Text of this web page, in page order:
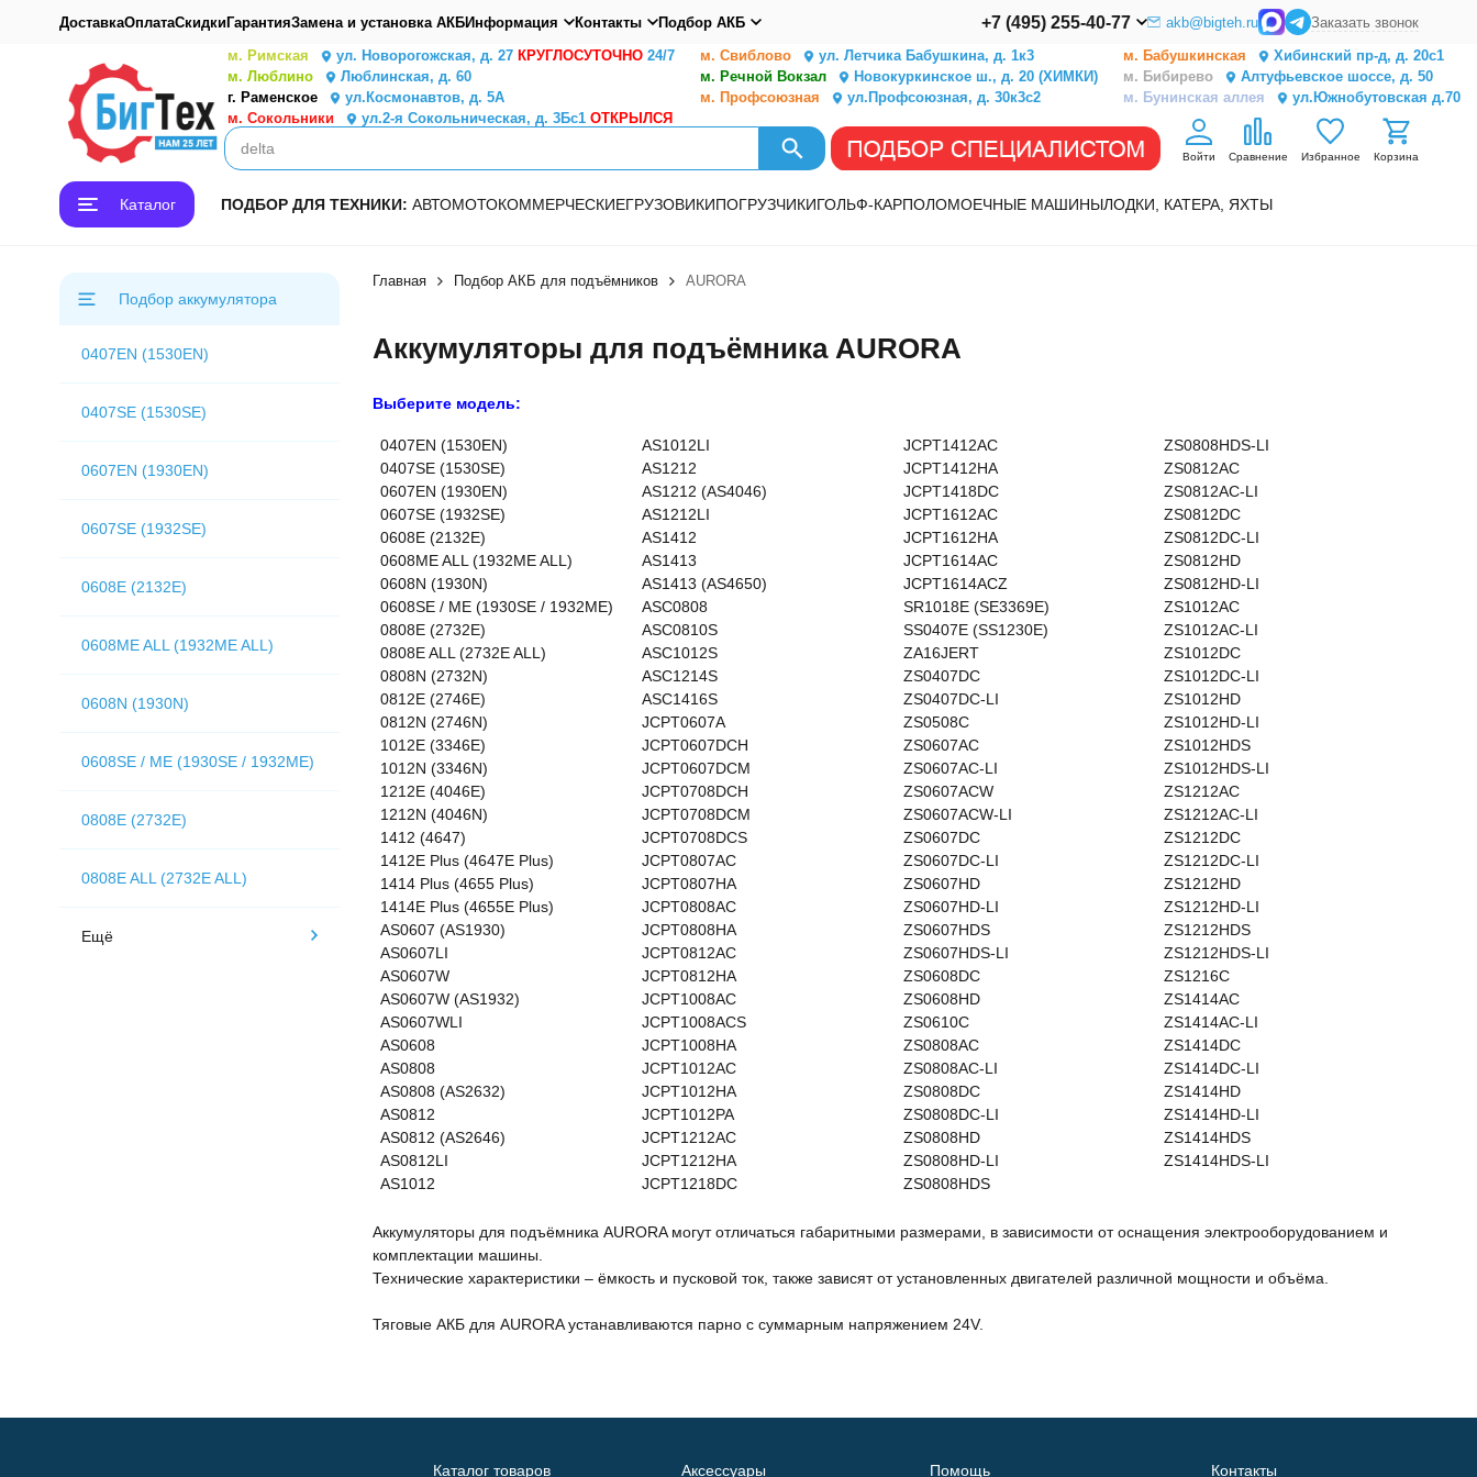
ДоставкаОплатаСкидкиГарантияЗамена и установка АКБИнформация Контакты Подбор АКБ +7 (495) 255-40-77 akb@bigteh.ru Заказать звонок
м. Римская ул. Новорогожская, д. 27 КРУГЛОСУТОЧНО24/7 м. Свиблово ул. Летчика Бабушкина, д. 1к3 м. Бабушкинская
Хибинский пр-д, д. 20с1
м. Люблино
Люблинская, д. 60 м. Речной Вокзал Новокуркинское ш., д. 20 (ХИМКИ) м. Бибирево
Алтуфьевское шоссе, д. 50
г. Раменское
ул.Космонавтов, д. 5А м. Профсоюзная ул.Профсоюзная, д. 30к3с2 м. Бунинская аллея
ул.Южнобутовская д.70
м. Сокольники
ул.2-я Сокольническая, д. 3Бс1 ОТКРЫЛСЯ
Войти Сравнение Избранное Корзина
Каталог ПОДБОР ДЛЯ ТЕХНИКИ: АВТОМОТОКОММЕРЧЕСКИЕГРУЗОВИКИПОГРУЗЧИКИГОЛЬФ-КАРПОЛОМОЕЧНЫЕ МАШИНЫЛОДКИ, КАТЕРА, ЯХТЫ
Главная Подбор АКБ для подъёмников AURORA
Аккумуляторы для подъёмника AURORA
Выберите модель:
0407EN (1530EN)
0407SE (1530SE)
0607EN (1930EN)
0607SE (1932SE)
0608E (2132E)
0608ME ALL (1932ME ALL)
0608N (1930N)
0608SE / ME (1930SE / 1932ME)
0808E (2732E)
0808E ALL (2732E ALL)
0808N (2732N)
0812E (2746E)
0812N (2746N)
1012E (3346E)
1012N (3346N)
1212E (4046E)
1212N (4046N)
1412 (4647)
1412E Plus (4647E Plus)
1414 Plus (4655 Plus)
1414E Plus (4655E Plus)
AS0607 (AS1930)
AS0607LI
AS0607W
AS0607W (AS1932)
AS0607WLI
AS0608
AS0808
AS0808 (AS2632)
AS0812
AS0812 (AS2646)
AS0812LI
AS1012
AS1012LI
AS1212
AS1212 (AS4046)
AS1212LI
AS1412
AS1413
AS1413 (AS4650)
ASC0808
ASC0810S
ASC1012S
ASC1214S
ASC1416S
JCPT0607A
JCPT0607DCH
JCPT0607DCM
JCPT0708DCH
JCPT0708DCM
JCPT0708DCS
JCPT0807AC
JCPT0807HA
JCPT0808AC
JCPT0808HA
JCPT0812AC
JCPT0812HA
JCPT1008AC
JCPT1008ACS
JCPT1008HA
JCPT1012AC
JCPT1012HA
JCPT1012PA
JCPT1212AC
JCPT1212HA
JCPT1218DC
JCPT1412AC
JCPT1412HA
JCPT1418DC
JCPT1612AC
JCPT1612HA
JCPT1614AC
JCPT1614ACZ
SR1018E (SE3369E)
SS0407E (SS1230E)
ZA16JERT
ZS0407DC
ZS0407DC-LI
ZS0508C
ZS0607AC
ZS0607AC-LI
ZS0607ACW
ZS0607ACW-LI
ZS0607DC
ZS0607DC-LI
ZS0607HD
ZS0607HD-LI
ZS0607HDS
ZS0607HDS-LI
ZS0608DC
ZS0608HD
ZS0610C
ZS0808AC
ZS0808AC-LI
ZS0808DC
ZS0808DC-LI
ZS0808HD
ZS0808HD-LI
ZS0808HDS
ZS0808HDS-LI
ZS0812AC
ZS0812AC-LI
ZS0812DC
ZS0812DC-LI
ZS0812HD
ZS0812HD-LI
ZS1012AC
ZS1012AC-LI
ZS1012DC
ZS1012DC-LI
ZS1012HD
ZS1012HD-LI
ZS1012HDS
ZS1012HDS-LI
ZS1212AC
ZS1212AC-LI
ZS1212DC
ZS1212DC-LI
ZS1212HD
ZS1212HD-LI
ZS1212HDS
ZS1212HDS-LI
ZS1216C
ZS1414AC
ZS1414AC-LI
ZS1414DC
ZS1414DC-LI
ZS1414HD
ZS1414HD-LI
ZS1414HDS
ZS1414HDS-LI
Аккумуляторы для подъёмника AURORA могут отличаться габаритными размерами, в зависимости от оснащения электрооборудованием и
комплектации машины.
Технические характеристики – ёмкость и пусковой ток, также зависят от установленных двигателей различной мощности и объёма.
Тяговые АКБ для AURORA устанавливаются парно с суммарным напряжением 24V.
Подбор аккумулятора
0407EN (1530EN)
0407SE (1530SE)
0607EN (1930EN)
0607SE (1932SE)
0608E (2132E)
0608ME ALL (1932ME ALL)
0608N (1930N)
0608SE / ME (1930SE / 1932ME)
0808E (2732E)
0808E ALL (2732E ALL)
Ещё
Каталог товаров Аксессуары Помощь Контакты